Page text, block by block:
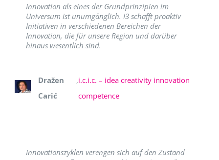
Innovation als eines der Grundprinzipien im
Universum ist unumgänglich. I3 schafft proaktiv
Initiativen in verschiedenen Bereichen der
Innovation, die für unsere Region und darüber
hinaus wesentlich sind.
Dražen
Carić
,i.c.i.c. – idea creativity innovation
competence
Innovationszyklen verengen sich auf den Zustand